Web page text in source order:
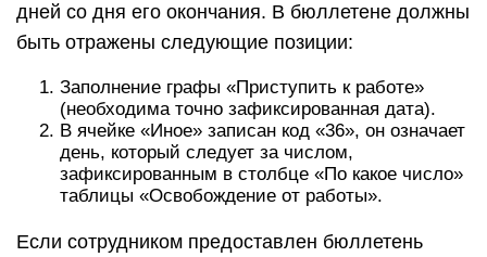
дней со дня его окончания. В бюллетене должны
быть отражены следующие позиции:
Заполнение графы «Приступить к работе»
(необходима точно зафиксированная дата).
В ячейке «Иное» записан код «36», он означает
день, который следует за числом,
зафиксированным в столбце «По какое число»
таблицы «Освобождение от работы».
Если сотрудником предоставлен бюллетень